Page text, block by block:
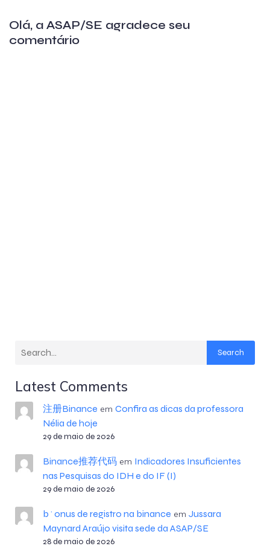
Olá, a ASAP/SE agradece seu
comentário
Search
Latest Comments
注册Binance em Confira as dicas da professora
Nélia de hoje
29 de maio de 2026
Binance推荐代码em Indicadores Insuficientes
nas Pesquisas do IDH e do IF (I)
29 de maio de 2026
b^onus de registro na binance em Jussara
Maynard Araújo visita sede da ASAP/SE
28 de maio de 2026